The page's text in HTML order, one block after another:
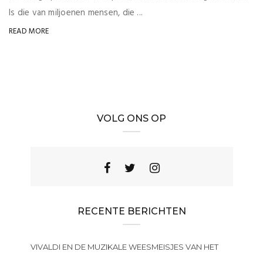
Is die van miljoenen mensen, die ...
READ MORE
VOLG ONS OP
RECENTE BERICHTEN
VIVALDI EN DE MUZIKALE WEESMEISJES VAN HET